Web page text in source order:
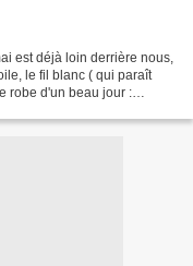
est déjà loin derrière nous,
le fil blanc ( qui paraît
robe d'un beau jour :